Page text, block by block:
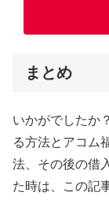
まとめ
いかがでしたか
る方法とアコム
法、その後の借
た時は、この記